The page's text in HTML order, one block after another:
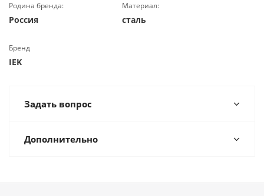
Родина бренда:
Россия
Материал:
сталь
Бренд
IEK
Задать вопрос
Дополнительно